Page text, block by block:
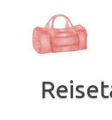
springen